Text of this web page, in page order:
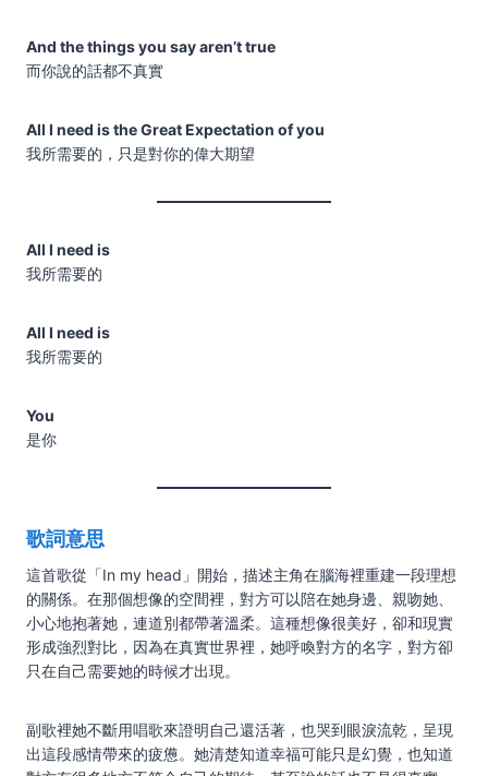
And the things you say aren’t true
而你說的話都不真實
All I need is the Great Expectation of you
我所需要的，只是對你的偉大期望
All I need is
我所需要的
All I need is
我所需要的
You
是你
歌詞意思
這首歌從「In my head」開始，描述主角在腦海裡重建一段理想
的關係。在那個想像的空間裡，對方可以陪在她身邊、親吻她、
小心地抱著她，連道別都帶著溫柔。這種想像很美好，卻和現實
形成強烈對比，因為在真實世界裡，她呼喚對方的名字，對方卻
只在自己需要她的時候才出現。
副歌裡她不斷用唱歌來證明自己還活著，也哭到眼淚流乾，呈現
出這段感情帶來的疲憊。她清楚知道幸福可能只是幻覺，也知道